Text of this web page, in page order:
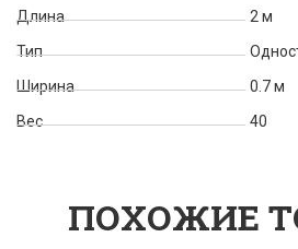
Длина
2 м
Тип
Ширина
0.7 м
Вес
40
ПОХОЖИЕ